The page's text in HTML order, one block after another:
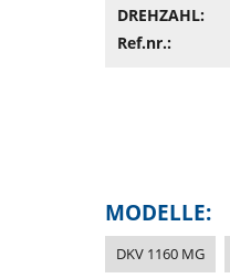
DREHZAHL:
Ref.nr.:
MODELLE:
DKV 1160 MG